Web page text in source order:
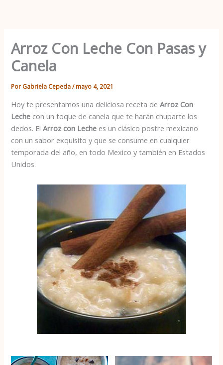
Arroz Con Leche Con Pasas y
Canela
Por Gabriela Cepeda/mayo 4, 2021
Hoy te presentamos una deliciosa receta deArroz Con
Leche con un toque de canela que te harán chuparte los
dedos. ElArroz con Leche es un clásico postre mexicano
con un sabor exquisito y que se consume en cualquier
temporada del año, en todo Mexico y también en Estados
Unidos.